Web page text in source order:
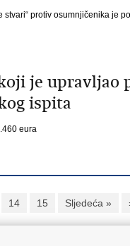
protiv osumnjičenika je
je upravljao
ispita
eura
14 15 Sljedeća »